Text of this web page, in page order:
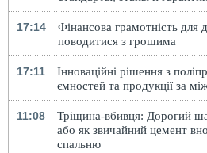
17:14
Фінансова грамотність для
поводитися з грошима
17:11
Інноваційні рішення з
ємностей та продукції за
11:08
Тріщина-вбивця: Дорогий
або як звичайний цемент
спальню